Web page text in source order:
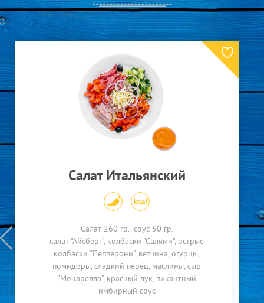
Опята маринованные
70
Пепперони острая
110
Перец сладкий
Помидоры
70
Помидоры черри
70
Сливки 33%
100
Соус "Барбекю"
70
70
Сыр "Моцарелла"
Шампиньоны
90
Шейка деликатесная
150
Маринера
330 гр.
паста "Спагетти" сливочный соус королевские
креветки сыр "Пармезан" перец черный
650